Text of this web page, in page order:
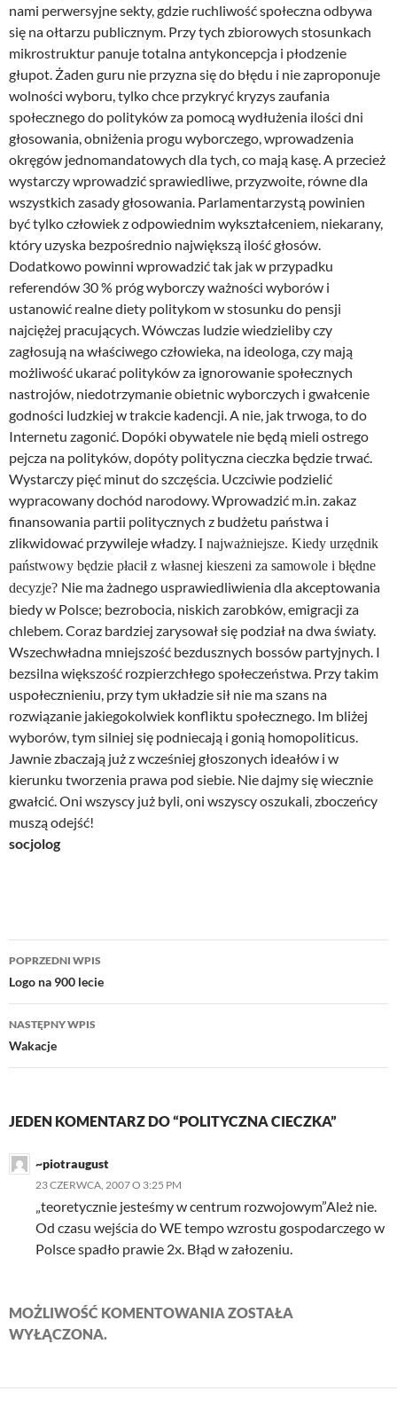
nami perwersyjne sekty, gdzie ruchliwość społeczna odbywa
się na ołtarzu publicznym. Przy tych zbiorowych stosunkach
mikrostruktur panuje totalna antykoncepcja i płodzenie
głupot. Żaden guru nie przyzna się do błędu i nie zaproponuje
wolności wyboru, tylko chce przykryć kryzys zaufania
społecznego do polityków za pomocą wydłużenia ilości dni
głosowania, obniżenia progu wyborczego, wprowadzenia
okręgów jednomandatowych dla tych, co mają kasę. A przecież
wystarczy wprowadzić sprawiedliwe, przyzwoite, równe dla
wszystkich zasady głosowania. Parlamentarzystą powinien
być tylko człowiek z odpowiednim wykształceniem, niekarany,
który uzyska bezpośrednio największą ilość głosów.
Dodatkowo powinni wprowadzić tak jak w przypadku
referendów 30 % próg wyborczy ważności wyborów i
ustanowić realne diety politykom w stosunku do pensji
najciężej pracujących. Wówczas ludzie wiedzieliby czy
zagłosują na właściwego człowieka, na ideologa, czy mają
możliwość ukarać polityków za ignorowanie społecznych
nastrojów, niedotrzymanie obietnic wyborczych i gwałcenie
godności ludzkiej w trakcie kadencji. A nie, jak trwoga, to do
Internetu zagonić. Dopóki obywatele nie będą mieli ostrego
pejcza na polityków, dopóty polityczna cieczka będzie trwać.
Wystarczy pięć minut do szczęścia. Uczciwie podzielić
wypracowany dochód narodowy. Wprowadzić m.in. zakaz
finansowania partii politycznych z budżetu państwa i
zlikwidować przywileje władzy. I najważniejsze. Kiedy urzędnik
państwowy będzie płacił z własnej kieszeni za samowole i błędne
decyzje? Nie ma żadnego usprawiedliwienia dla akceptowania
biedy w Polsce; bezrobocia, niskich zarobków, emigracji za
chlebem. Coraz bardziej zarysował się podział na dwa światy.
Wszechwładna mniejszość bezdusznych bossów partyjnych. I
bezsilna większość rozpierzchłego społeczeństwa. Przy takim
uspołecznieniu, przy tym układzie sił nie ma szans na
rozwiązanie jakiegokolwiek konfliktu społecznego. Im bliżej
wyborów, tym silniej się podniecają i gonią homopoliticus.
Jawnie zbaczają już z wcześniej głoszonych ideałów i w
kierunku tworzenia prawa pod siebie. Nie dajmy się wiecznie
gwałcić. Oni wszyscy już byli, oni wszyscy oszukali, zboczeńcy
muszą odejść!
socjolog
Nawigacja
wpisu
POPRZEDNI WPIS
Logo na 900 lecie
NASTĘPNY WPIS
Wakacje
JEDEN KOMENTARZ DO “POLITYCZNA CIECZKA”
~piotraugust
23 CZERWCA, 2007 O 3:25 PM
„teoretycznie jesteśmy w centrum rozwojowym”Ależ nie.
Od czasu wejścia do WE tempo wzrostu gospodarczego w
Polsce spadło prawie 2x. Błąd w załozeniu.
MOŻLIWOŚĆ KOMENTOWANIA ZOSTAŁA
WYŁĄCZONA.